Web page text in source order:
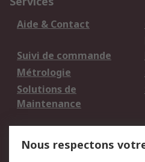
Aide & Contact
Suivi de commande
Métrologie
Solutions de
Maintenance
Nous respectons